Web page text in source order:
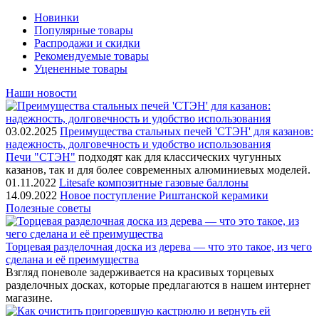
Новинки
Популярные товары
Распродажи и скидки
Рекомендуемые товары
Уцененные товары
Наши новости
03.02.2025 Преимущества стальных печей 'СТЭН' для казанов:
надежность, долговечность и удобство использования
Печи "СТЭН" подходят как для классических чугунных
казанов, так и для более современных алюминиевых моделей.
01.11.2022 Litesafe композитные газовые баллоны
14.09.2022 Новое поступление Риштанской керамики
Полезные советы
Торцевая разделочная доска из дерева — что это такое, из чего
сделана и её преимущества
Взгляд поневоле задерживается на красивых торцевых
разделочных досках, которые предлагаются в нашем интернет
магазине.